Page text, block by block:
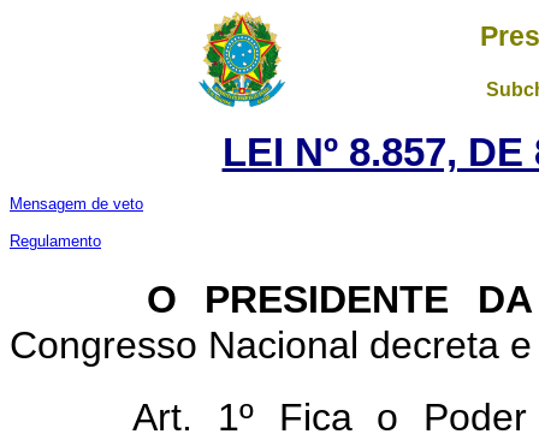
LEI Nº 8.857,
Mensagem de veto
Regulamento
O PRESIDENTE
Congresso Nacional decreta
Art. 1º Fica o